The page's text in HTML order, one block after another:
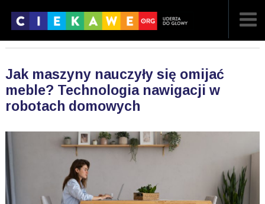
Jak maszyny nauczyły się omijać
meble? Technologia nawigacji w
robotach domowych
POPULARNE
LOSOWE
A ARTYKUŁY
FILMY
GALERIA